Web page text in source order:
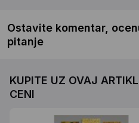
Ostavite komentar,
pitanje
KUPITE UZ OVAJ
CENI